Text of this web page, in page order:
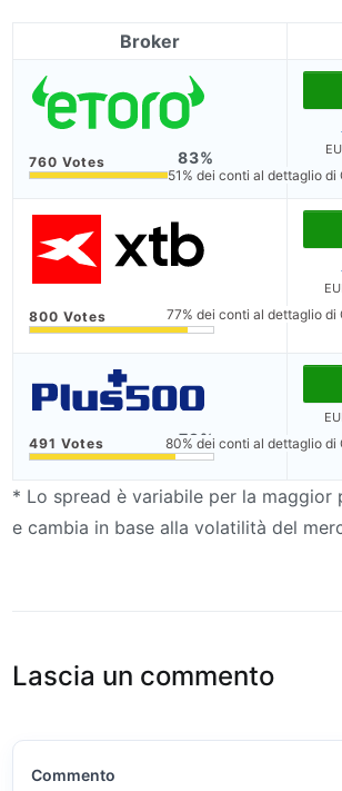
Broker
83
51% dei conti al dettaglio di
86
77% dei conti al dettaglio di
79
80% dei conti al dettaglio di
* Lo spread è variabile per la maggior
e cambia in base alla volatilità del
Lascia un commento
Commento